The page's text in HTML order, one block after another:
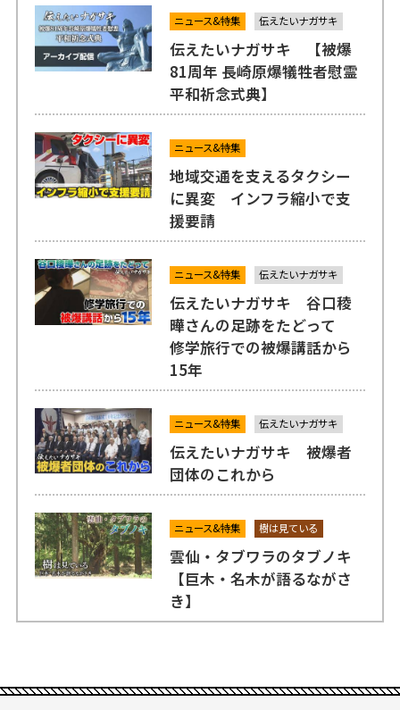
ニュース&特集 伝えたいナガサキ
伝えたいナガサキ 【被爆
81周年 長崎原爆犠牲者慰霊
平和祈念式典】
ニュース&特集
地域交通を支えるタクシー
に異変 インフラ縮小で支
援要請
ニュース&特集 伝えたいナガサキ
伝えたいナガサキ 谷口稜
曄さんの足跡をたどって
修学旅行での被爆講話から
15年
ニュース&特集 伝えたいナガサキ
伝えたいナガサキ 被爆者
団体のこれから
ニュース&特集 樹は見ている
雲仙・タブワラのタブノキ
【巨木・名木が語るながさ
き】